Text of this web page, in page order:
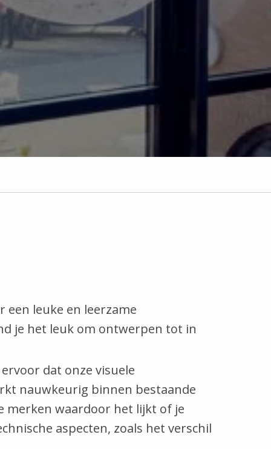
een leuke en leerzame
je het leuk om ontwerpen tot in
dat onze visuele
nauwkeurig binnen bestaande
merken waardoor het lijkt of je
aspecten, zoals het verschil